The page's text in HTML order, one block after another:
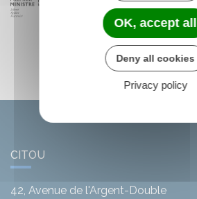
CITOU
42, Avenue de l'Argent-Double
OK, accept all
Deny all cookies
Privacy policy